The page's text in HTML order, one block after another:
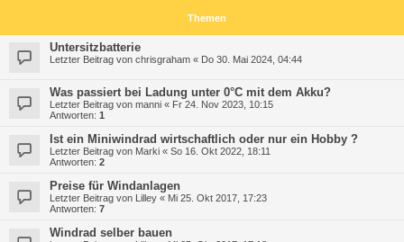
Themen
Untersitzbatterie
Letzter Beitrag von chrisgraham « Do 30. Mai 2024, 04:44
Was passiert bei Ladung unter 0°C mit dem Akku?
Letzter Beitrag von manni « Fr 24. Nov 2023, 10:15
Antworten: 1
Ist ein Miniwindrad wirtschaftlich oder nur ein Hobby ?
Letzter Beitrag von Marki « So 16. Okt 2022, 18:11
Antworten: 2
Preise für Windanlagen
Letzter Beitrag von Lilley « Mi 25. Okt 2017, 17:23
Antworten: 7
Windrad selber bauen